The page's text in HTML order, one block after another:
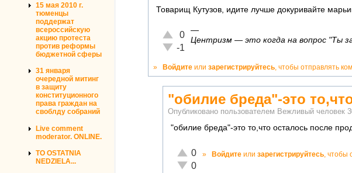
15 мая 2010 г.
тюменцы
поддержат
всероссийскую
акцию протеста
против реформы
бюджетной сферы
31 января
очередной митинг
в защиту
конституционного
права граждан на
своблду собраний
Live comment
moderator. ONLINE.
TO OSTATNIA
NEDZIELA...
Товарищ Кутузов, идите лучше докуривайте
Отлично!
0
Неадекватно!
-1
—
Центризм — это когда на вопрос "Ты
» Войдите или зарегистрируйтесь, чтобы отправлять
"обилие бреда"-это
Опубликовано пользователем Вежливый человек
"обилие бреда"-это то,что осталось после
Отлично!
0
Неадекватно!
0
» Войдите или зарегистрируйтесь , чтобы